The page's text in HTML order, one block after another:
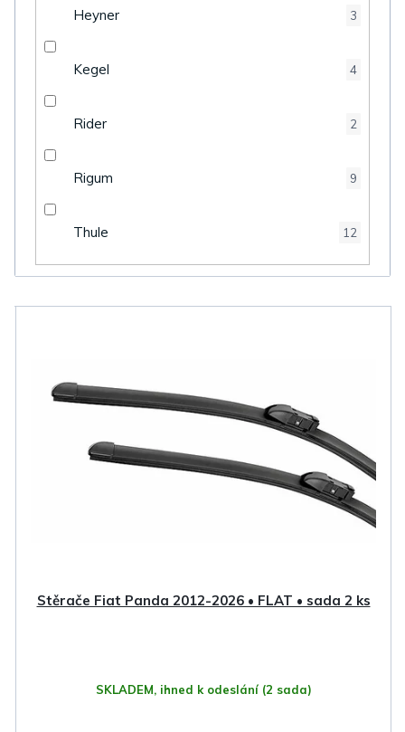
Heyner 3
Kegel 4
Rider 2
Rigum 9
Thule 12
Stěrače Fiat Panda 2012-2026 • FLAT • sada 2 ks
SKLADEM, ihned k odeslání (2 sada)